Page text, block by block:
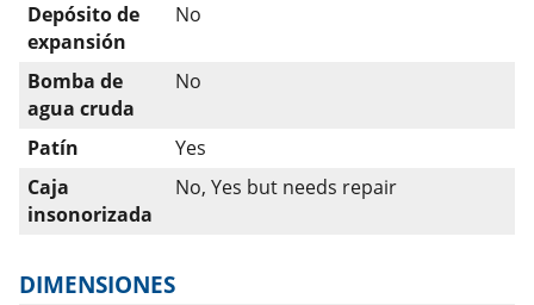
Depósito de
expansión
No
Bomba de
agua cruda
No
Patín
Yes
Caja
insonorizada
No, Yes but needs repair
DIMENSIONES